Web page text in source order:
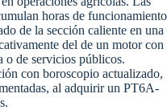
horas de funcionamiento
de la sección caliente en una
del de un motor con
o de servicios públicos.
con boroscopio actualizado,
al adquirir un PT6A-